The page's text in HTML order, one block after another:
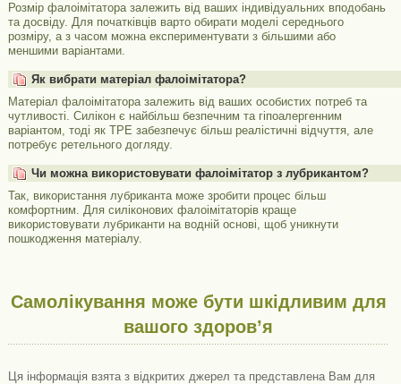
Розмір фалоімітатора залежить від ваших індивідуальних вподобань
та досвіду. Для початківців варто обирати моделі середнього
розміру, а з часом можна експериментувати з більшими або
меншими варіантами.
Як вибрати матеріал фалоімітатора?
Матеріал фалоімітатора залежить від ваших особистих потреб та
чутливості. Силікон є найбільш безпечним та гіпоалергенним
варіантом, тоді як TPE забезпечує більш реалістичні відчуття, але
потребує ретельного догляду.
Чи можна використовувати фалоімітатор з лубрикантом?
Так, використання лубриканта може зробити процес більш
комфортним. Для силіконових фалоімітаторів краще
використовувати лубриканти на водній основі, щоб уникнути
пошкодження матеріалу.
Самолікування може бути шкідливим для
вашого здоров’я
Ця інформація взята з відкритих джерел та представлена ​​Вам для